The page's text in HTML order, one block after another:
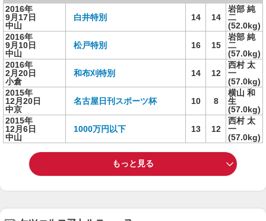
2016年
9月17日
中山
白井特別 14 14
岩部 純
二
(52.0kg)
2016年
9月10日
中山
松戸特別 16 15
岩部 純
二
(57.0kg)
2016年
2月20日
小倉
和布刈特別 14 12
西村 太
一
(57.0kg)
2015年
12月20日
中京
名古屋日刊スポーツ杯 10 8
横山 和
生
(57.0kg)
2015年
12月6日
中山
1000万円以下 13 12
西村 太
一
(57.0kg)
もっと見る